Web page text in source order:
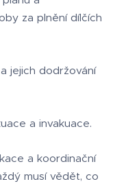
za plnění dílčích
jejich dodržování
a invakuace.
a koordinační
musí vědět, co